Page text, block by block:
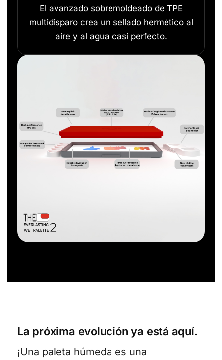
El avanzado sobremoldeado de TPE
multidisparo crea un sellado hermético al
aire y al agua casi perfecto.
La próxima evolución ya está aquí.
¡Una paleta húmeda es una